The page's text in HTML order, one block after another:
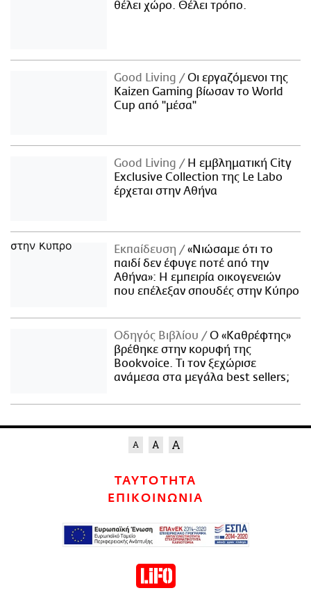
θέλει χώρο. Θέλει τρόπο.
Good Living
Οι εργαζόμενοι της
Kaizen Gaming βίωσαν το World
Cup από "μέσα"
Good Living
Η εμβληματική City
Exclusive Collection της Le Labo
έρχεται στην Αθήνα
Εκπαίδευση
«Νιώσαμε ότι το
παιδί δεν έφυγε ποτέ από την
Αθήνα»: Η εμπειρία οικογενειών
που επέλεξαν σπουδές στην Κύπρο
Οδηγός Βιβλίου
Ο «Καθρέφτης»
βρέθηκε στην κορυφή της
Bookvoice. Τι τον ξεχώρισε
ανάμεσα στα μεγάλα best sellers;
ΤΑΥΤΟΤΗΤΑ
ΕΠΙΚΟΙΝΩΝΙΑ